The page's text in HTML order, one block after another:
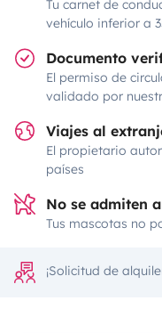
Tu carnet de
vehículo inferior a
Documento
El permiso de
validado por
Viajes al
El propietario
países
No se admiten
Tus mascotas no
¡Solicitud de